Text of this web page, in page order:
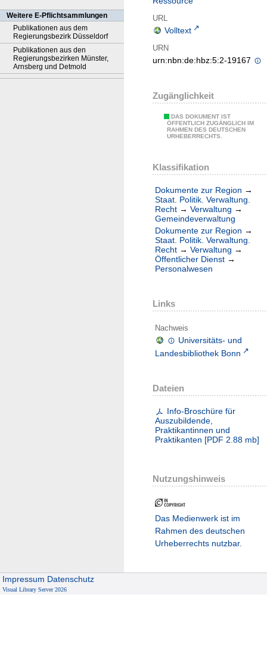
Weitere E-Pflichtsammlungen
Publikationen aus dem
Regierungsbezirk Düsseldorf
Publikationen aus den
Regierungsbezirken Münster,
Arnsberg und Detmold
URL
Volltext
URN
urn:nbn:de:hbz:5:2-19167
Zugänglichkeit
DAS DOKUMENT IST
ÖFFENTLICH ZUGÄNGLICH IM
RAHMEN DES DEUTSCHEN
URHEBERRECHTS.
Klassifikation
Dokumente zur Region →
Staat. Politik. Verwaltung.
Recht → Verwaltung →
Gemeindeverwaltung
Dokumente zur Region →
Staat. Politik. Verwaltung.
Recht → Verwaltung →
Öffentlicher Dienst →
Personalwesen
Links
Nachweis
Universitäts- und
Landesbibliothek Bonn
Dateien
Info-Broschüre für
Auszubildende,
Praktikantinnen und
Praktikanten [PDF 2.88 mb]
Nutzungshinweis
Das Medienwerk ist im
Rahmen des deutschen
Urheberrechts nutzbar.
Impressum Datenschutz
Visual Library Server 2026